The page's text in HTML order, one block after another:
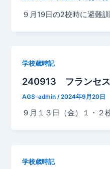
９月19日の2校時に避難
学校歳時記
240913 フランセス
AGS-admin /2024年9月20日
９月１３日（金）１・２
学校歳時記